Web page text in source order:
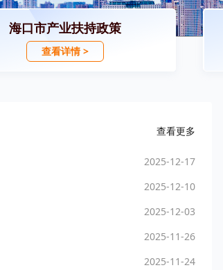
海口市产业扶持政策
查看详情 >
查看更多
2025-12-17
2025-12-10
2025-12-03
2025-11-26
2025-11-24